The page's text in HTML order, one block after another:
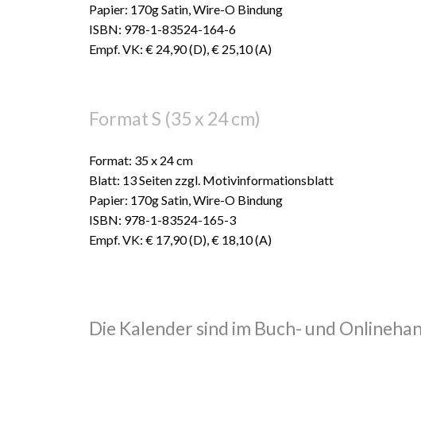
Papier: 170g Satin, Wire-O Bindung
ISBN: 978-1-83524-164-6
Empf. VK: € 24,90 (D), € 25,10 (A)
Format S (35 x 24 cm)
Format: 35 x 24 cm
Blatt: 13 Seiten zzgl. Motivinformationsblatt
Papier: 170g Satin, Wire-O Bindung
ISBN: 978-1-83524-165-3
Empf. VK: € 17,90 (D), € 18,10 (A)
Die Kalender sind im Buch- und